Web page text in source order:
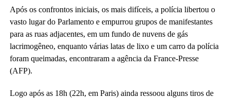
assinantes
Após os confrontos iniciais, os mais difíceis, a polícia libertou o
vasto lugar do Parlamento e empurrou grupos de manifestantes
para as ruas adjacentes, em um fundo de nuvens de gás
lacrimogêneo, enquanto várias latas de lixo e um carro da polícia
foram queimadas, encontraram a agência da France-Presse
(AFP).
Logo após as 18h (22h, em Paris) ainda ressoou alguns tiros de